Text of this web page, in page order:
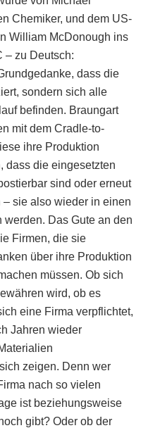
Chemiker, und dem US-
William McDonough ins
– zu Deutsch:
dass die
sondern sich alle
befinden. Braungart
mit dem Cradle-to-
ihre Produktion
dass die eingesetzten
sind oder erneut
sie also wieder in einen
Das Gute an den
Firmen, die sie
über ihre Produktion
müssen. Ob sich
wird, ob es
eine Firma verpflichtet,
Jahren wieder
zeigen. Denn wer
nach so vielen
ist beziehungsweise
gibt? Oder ob der